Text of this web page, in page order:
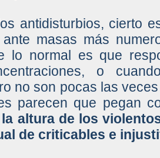
antidisturbios, cierto
masas más
lo normal es que
o
no son pocas las
parecen que pegan
altura de los
de criticables e